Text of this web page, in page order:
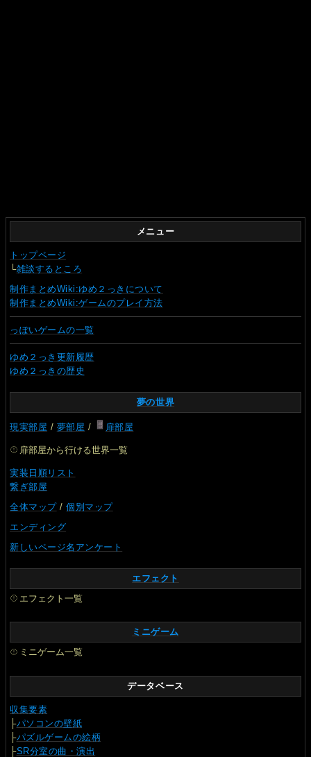
メニュー
トップページ
└雑談するところ
制作まとめWiki:ゆめ２っきについて
制作まとめWiki:ゲームのプレイ方法
っぽいゲームの一覧
ゆめ２っき更新履歴
ゆめ２っきの歴史
夢の世界
現実部屋 / 夢部屋 / 扉部屋
扉部屋から行ける世界一覧
実装日順リスト
繋ぎ部屋
全体マップ/個別マップ
エンディング
新しいページ名アンケート
エフェクト
エフェクト一覧
ミニゲーム
ミニゲーム一覧
データベース
収集要素
├パソコンの壁紙
├パズルゲームの絵柄
├SR分室の曲・演出